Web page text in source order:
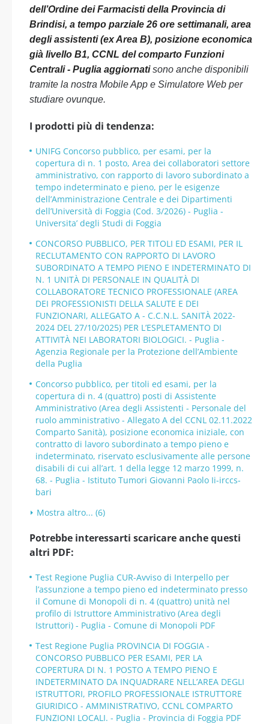
dell’Ordine dei Farmacisti della Provincia di
Brindisi, a tempo parziale 26 ore settimanali, area
degli assistenti (ex Area B), posizione economica
già livello B1, CCNL del comparto Funzioni
Centrali - Puglia aggiornatisono anche disponibili
tramite la nostra Mobile App e Simulatore Web per
studiare ovunque.
I prodotti più di tendenza:
UNIFG Concorso pubblico, per esami, per la
copertura di n. 1 posto, Area dei collaboratori settore
amministrativo, con rapporto di lavoro subordinato a
tempo indeterminato e pieno, per le esigenze
dell’Amministrazione Centrale e dei Dipartimenti
dell’Università di Foggia (Cod. 3/2026) - Puglia -
Universita’ degli Studi di Foggia
CONCORSO PUBBLICO, PER TITOLI ED ESAMI, PER IL
RECLUTAMENTO CON RAPPORTO DI LAVORO
SUBORDINATO A TEMPO PIENO E INDETERMINATO DI
N. 1 UNITÀ DI PERSONALE IN QUALITÀ DI
COLLABORATORE TECNICO PROFESSIONALE (AREA
DEI PROFESSIONISTI DELLA SALUTE E DEI
FUNZIONARI, ALLEGATO A - C.C.N.L. SANITÀ 2022-
2024 DEL 27/10/2025) PER L’ESPLETAMENTO DI
ATTIVITÀ NEI LABORATORI BIOLOGICI. - Puglia -
Agenzia Regionale per la Protezione dell’Ambiente
della Puglia
Concorso pubblico, per titoli ed esami, per la
copertura di n. 4 (quattro) posti di Assistente
Amministrativo (Area degli Assistenti - Personale del
ruolo amministrativo - Allegato A del CCNL 02.11.2022
Comparto Sanità), posizione economica iniziale, con
contratto di lavoro subordinato a tempo pieno e
indeterminato, riservato esclusivamente alle persone
disabili di cui all’art. 1 della legge 12 marzo 1999, n.
68. - Puglia - Istituto Tumori Giovanni Paolo Ii-irccs-
bari
Mostra altro... (6)
Potrebbe interessarti scaricare anche questi
altri PDF:
Test Regione Puglia CUR-Avviso di Interpello per
l’assunzione a tempo pieno ed indeterminato presso
il Comune di Monopoli di n. 4 (quattro) unità nel
profilo di Istruttore Amministrativo (Area degli
Istruttori) - Puglia - Comune di Monopoli PDF
Test Regione Puglia PROVINCIA DI FOGGIA -
CONCORSO PUBBLICO PER ESAMI, PER LA
COPERTURA DI N. 1 POSTO A TEMPO PIENO E
INDETERMINATO DA INQUADRARE NELL’AREA DEGLI
ISTRUTTORI, PROFILO PROFESSIONALE ISTRUTTORE
GIURIDICO - AMMINISTRATIVO, CCNL COMPARTO
FUNZIONI LOCALI. - Puglia - Provincia di Foggia PDF